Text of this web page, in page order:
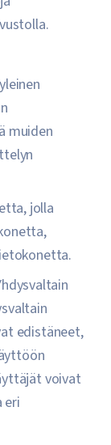
muiden
jolla
edistäneet,
voivat
eri